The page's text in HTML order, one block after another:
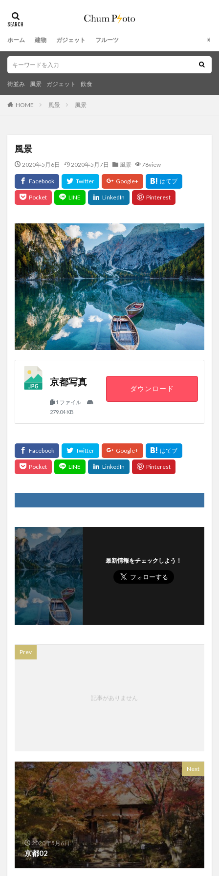
ホーム 建物 ガジェット フルーツ
街並み 風景 ガジェット 飲食
HOME 風景 風景
風景
2020年5月6日 2020年5月7日 風景 78view
京都写真
1 ファイル
279.04 KB
ダウンロード
最新情報をチェックしよう！
Prev
記事がありません
Next
2020年5月6日
京都02